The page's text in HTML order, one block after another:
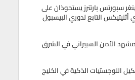
سبورتس بارتنرز يستحوذان على
التابع لدوري البيسبول
مشهد الأمن السيبراني في الشرق